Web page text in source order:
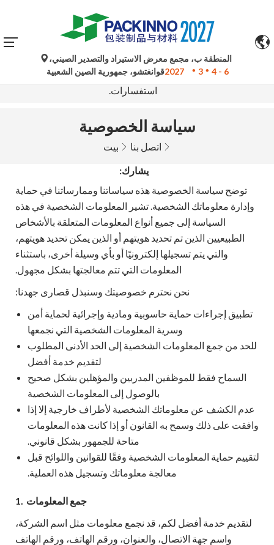
تُستخدم الترجمات الآلية من جوجل لأغراض مرجعية فقط وقد
تكون غير دقيقة. يُرجى الرجوع إلى النسخة الأصلية لأي
استفسارات.
المنطقة ب، مجمع معرض الاستيراد والتصدير الصيني،
قوانغتشو، جمهورية الصين الشعبية2027 3 4 - 6
سياسة الخصوصية
بيت اتصل بنا
يشارك:
توضح سياسة الخصوصية هذه سياساتنا وممارساتنا في حماية
وإدارة معلوماتك الشخصية. تشير المعلومات الشخصية في هذه
السياسة إلى جميع أنواع المعلومات المتعلقة بالأشخاص
الطبيعيين الذين تم تحديد هويتهم أو الذين يمكن تحديد هويتهم،
والتي يتم تسجيلها إلكترونيًا أو بأي وسيلة أخرى، باستثناء
المعلومات التي تتم معالجتها بشكل مجهول.
نحن نحترم خصوصيتك وسنبذل قصارى جهدنا:
تطبيق إجراءات حماية حاسوبية ومادية وإجرائية لحماية أمن
وسرية المعلومات الشخصية التي نجمعها
للحد من جمع المعلومات الشخصية إلى الحد الأدنى المطلوب
لتقديم خدمة أفضل
السماح فقط للموظفين المدربين والمؤهلين بشكل صحيح
بالوصول إلى المعلومات الشخصية
عدم الكشف عن معلوماتك الشخصية لأطراف خارجية إلا إذا
وافقت على ذلك وسمح به القانون أو إذا كانت هذه المعلومات
متاحة للجمهور بشكل قانوني.
لتقييم حماية المعلومات الشخصية وفقًا للقوانين واللوائح قبل
معالجة معلوماتك وتسجيل هذه العملية.
1. جمع المعلومات
لتقديم خدمة أفضل لكم، قد نجمع معلومات مثل اسم الشركة،
واسم جهة الاتصال، والعنوان، ورقم الهاتف، ورقم الهاتف